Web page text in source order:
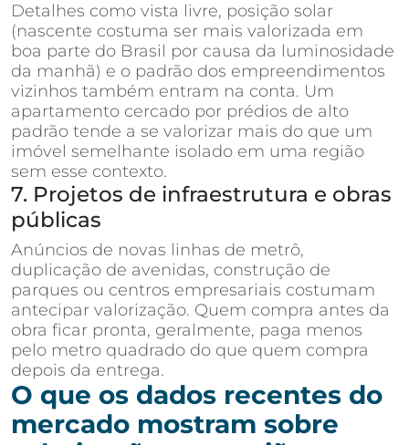
Detalhes como vista livre, posição solar
(nascente costuma ser mais valorizada em
boa parte do Brasil por causa da luminosidade
da manhã) e o padrão dos empreendimentos
vizinhos também entram na conta. Um
apartamento cercado por prédios de alto
padrão tende a se valorizar mais do que um
imóvel semelhante isolado em uma região
sem esse contexto.
7. Projetos de infraestrutura e obras
públicas
Anúncios de novas linhas de metrô,
duplicação de avenidas, construção de
parques ou centros empresariais costumam
antecipar valorização. Quem compra antes da
obra ficar pronta, geralmente, paga menos
pelo metro quadrado do que quem compra
depois da entrega.
O que os dados recentes do
mercado mostram sobre